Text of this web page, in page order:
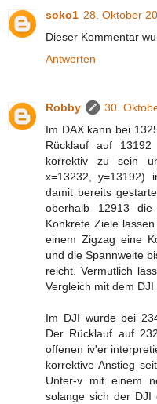
soko1 28. Oktober
Dieser Kommentar
Antworten
Robby
30.
Im DAX kann bei
Rücklauf auf
korrektiv zu sein
x=13232, y=13192)
damit bereits
oberhalb 12913
Konkrete Ziele
einem Zigzag eine
und die Spannweite
reicht. Vermutlich
Vergleich mit dem DJI
Im DJI wurde bei
Der Rücklauf auf
offenen iv'er
korrektive Anstieg
Unter-v mit einem
solange sich der DJI